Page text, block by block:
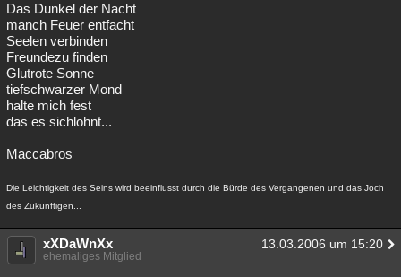
Das Dunkel der Nacht
manch Feuer entfacht
Seelen verbinden
Freundezu finden
Glutrote Sonne
tiefschwarzer Mond
halte mich fest
das es sichlohnt...
Maccabros
Die Leichtigkeit des Seins wird beeinflusst durch die Bürde des Vergangenen und das Joch
des Zukünftigen...
xXDaWnXx 13.03.2006 um 15:20
ehemaliges Mitglied